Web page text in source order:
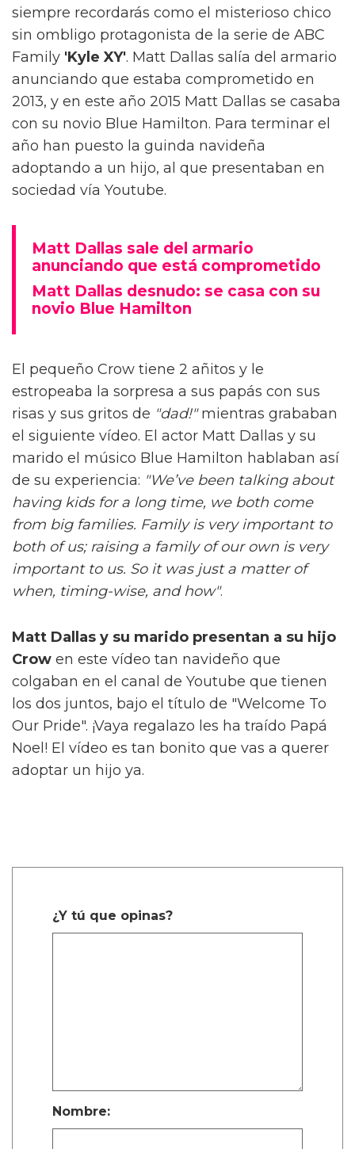
siempre recordarás como el misterioso chico
sin ombligo protagonista de la serie de ABC
Family 'Kyle XY'. Matt Dallas salía del armario
anunciando que estaba comprometido en
2013, y en este año 2015 Matt Dallas se casaba
con su novio Blue Hamilton. Para terminar el
año han puesto la guinda navideña
adoptando a un hijo, al que presentaban en
sociedad vía Youtube.
Matt Dallas sale del armario
anunciando que está comprometido
Matt Dallas desnudo: se casa con su
novio Blue Hamilton
El pequeño Crow tiene 2 añitos y le
estropeaba la sorpresa a sus papás con sus
risas y sus gritos de "dad!"mientras grababan
el siguiente vídeo. El actor Matt Dallas y su
marido el músico Blue Hamilton hablaban así
de su experiencia: "We’ve been talking about
having kids for a long time, we both come
from big families. Family is very important to
both of us; raising a family of our own is very
important to us. So it was just a matter of
when, timing-wise, and how".
Matt Dallas y su marido presentan a su hijo
Crow en este vídeo tan navideño que
colgaban en el canal de Youtube que tienen
los dos juntos, bajo el título de "Welcome To
Our Pride". ¡Vaya regalazo les ha traído Papá
Noel! El vídeo es tan bonito que vas a querer
adoptar un hijo ya.
¿Y tú que opinas?
Nombre: